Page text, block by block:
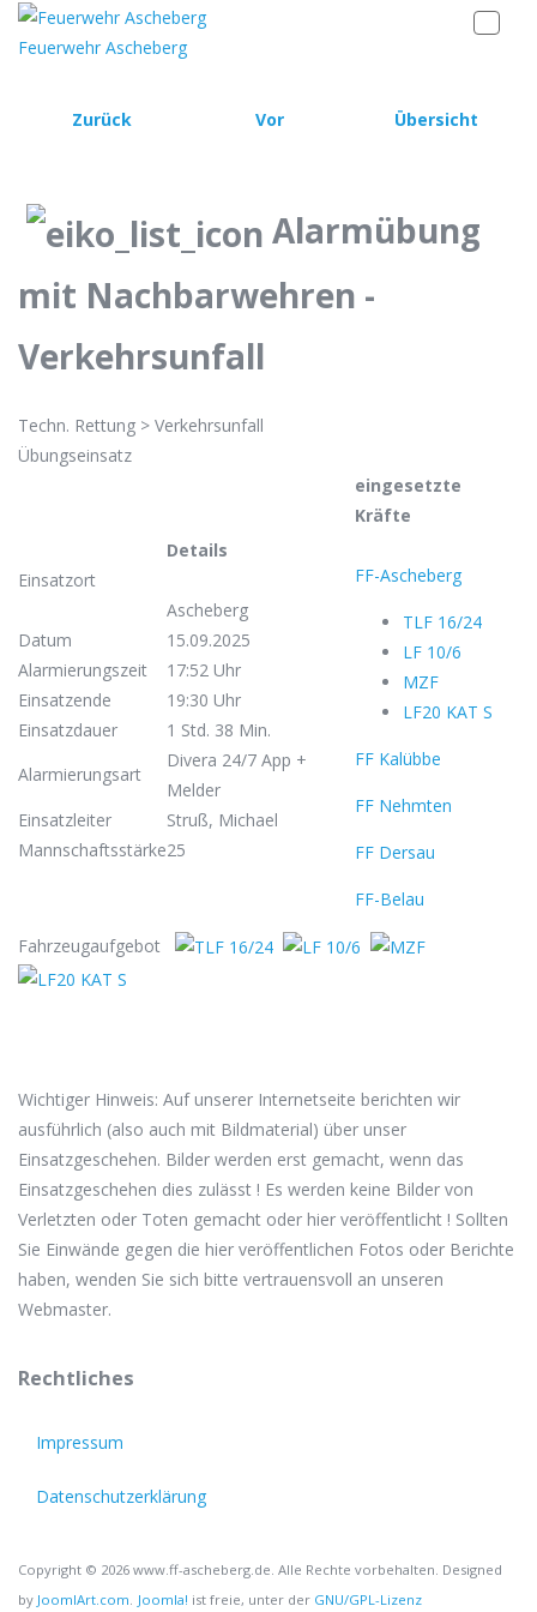
Feuerwehr Ascheberg
Zurück Vor Übersicht
Alarmübung
mit Nachbarwehren -
Verkehrsunfall
Techn. Rettung > Verkehrsunfall
Übungseinsatz
Einsatzort
Details
Ascheberg
Datum
15.09.2025
Alarmierungszeit
17:52 Uhr
Einsatzende
19:30 Uhr
Einsatzdauer
1 Std. 38 Min.
Alarmierungsart
Divera 24/7 App +
Melder
Einsatzleiter
Struß, Michael
Mannschaftsstärke25
eingesetzte
Kräfte
FF-Ascheberg
TLF 16/24
LF 10/6
MZF
LF20 KAT S
FF Kalübbe
FF Nehmten
FF Dersau
FF-Belau
Fahrzeugaufgebot
Wichtiger Hinweis: Auf unserer Internetseite berichten wir
ausführlich (also auch mit Bildmaterial) über unser
Einsatzgeschehen. Bilder werden erst gemacht, wenn das
Einsatzgeschehen dies zulässt ! Es werden keine Bilder von
Verletzten oder Toten gemacht oder hier veröffentlicht ! Sollten
Sie Einwände gegen die hier veröffentlichen Fotos oder Berichte
haben, wenden Sie sich bitte vertrauensvoll an unseren
Webmaster.
Rechtliches
Impressum
Datenschutzerklärung
Copyright © 2026 www.ff-ascheberg.de. Alle Rechte vorbehalten. Designed
by JoomlArt.com. Joomla! ist freie, unter der GNU/GPL-Lizenz